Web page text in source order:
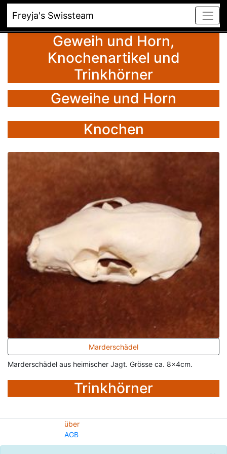
Freyja's Swissteam
Geweih und Horn,
Knochenartikel und
Trinkhörner
Geweihe und Horn
Knochen
Marderschädel
Marderschädel aus heimischer Jagt. Grösse ca. 8x4cm.
Trinkhörner
über
AGB